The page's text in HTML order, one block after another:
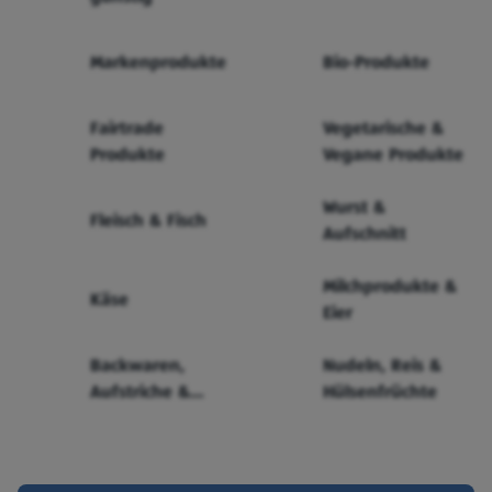
Markenprodukte Bio-Produkte
Fairtrade
Produkte
Vegetarische &
Vegane Produkte
Fleisch & Fisch
Wurst &
Aufschnitt
Käse
Milchprodukte &
Eier
Backwaren,
Aufstriche &
Nudeln, Reis &
Hülsenfrüchte